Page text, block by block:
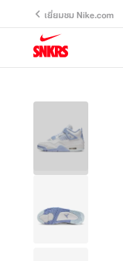
เยี่ยมชม Nike.com